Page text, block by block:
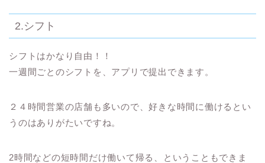
2.シフト
シフトはかなり自由！！
一週間ごとのシフトを、アプリ で提出できます。
２４時間営業の店舗も多いので、好きな時間に働けるとい
うのはありがたいですね。
2時間などの短時間だけ働いて帰る、ということもできま